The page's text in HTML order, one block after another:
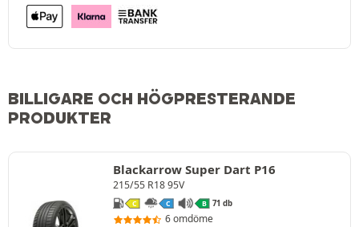
BILLIGARE OCH HÖGPRESTERANDE
PRODUKTER
Blackarrow Super Dart P16
215/55 R18 95V
C C B 71 db
6 omdöme